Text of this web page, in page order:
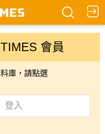
會員
庫，請點選